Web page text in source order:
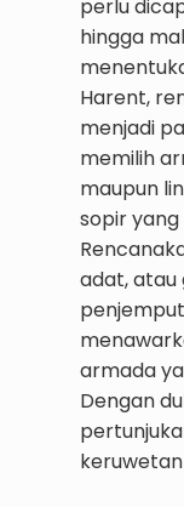
perlu
hingga
Harent,
menjadi
memilih
maupun
sopir
adat, atau
armada
Dengan